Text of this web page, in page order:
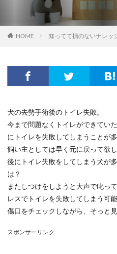
HOME 知ってて損のないナレッ
犬の去勢手術後のトイレ失敗。
今まで問題なくトイレができてい
にトイレを失敗してしまうことが多
飼い主としては早く元に戻って欲
後にトイレ失敗をしてしまう犬が
は？
またしつけをしようと大声で叱っ
レスでトイレを失敗してしまう可
傷口をチェックしながら、そっと見
スポンサーリンク